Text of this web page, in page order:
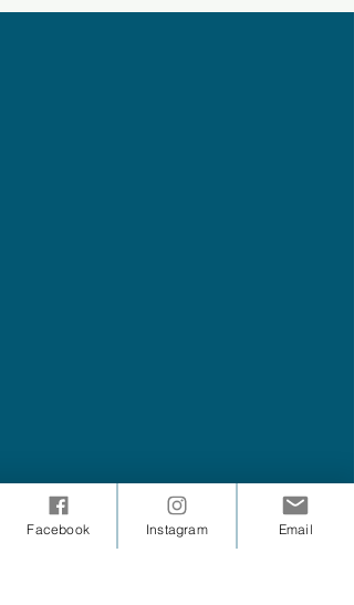
Facebook Instagram Email